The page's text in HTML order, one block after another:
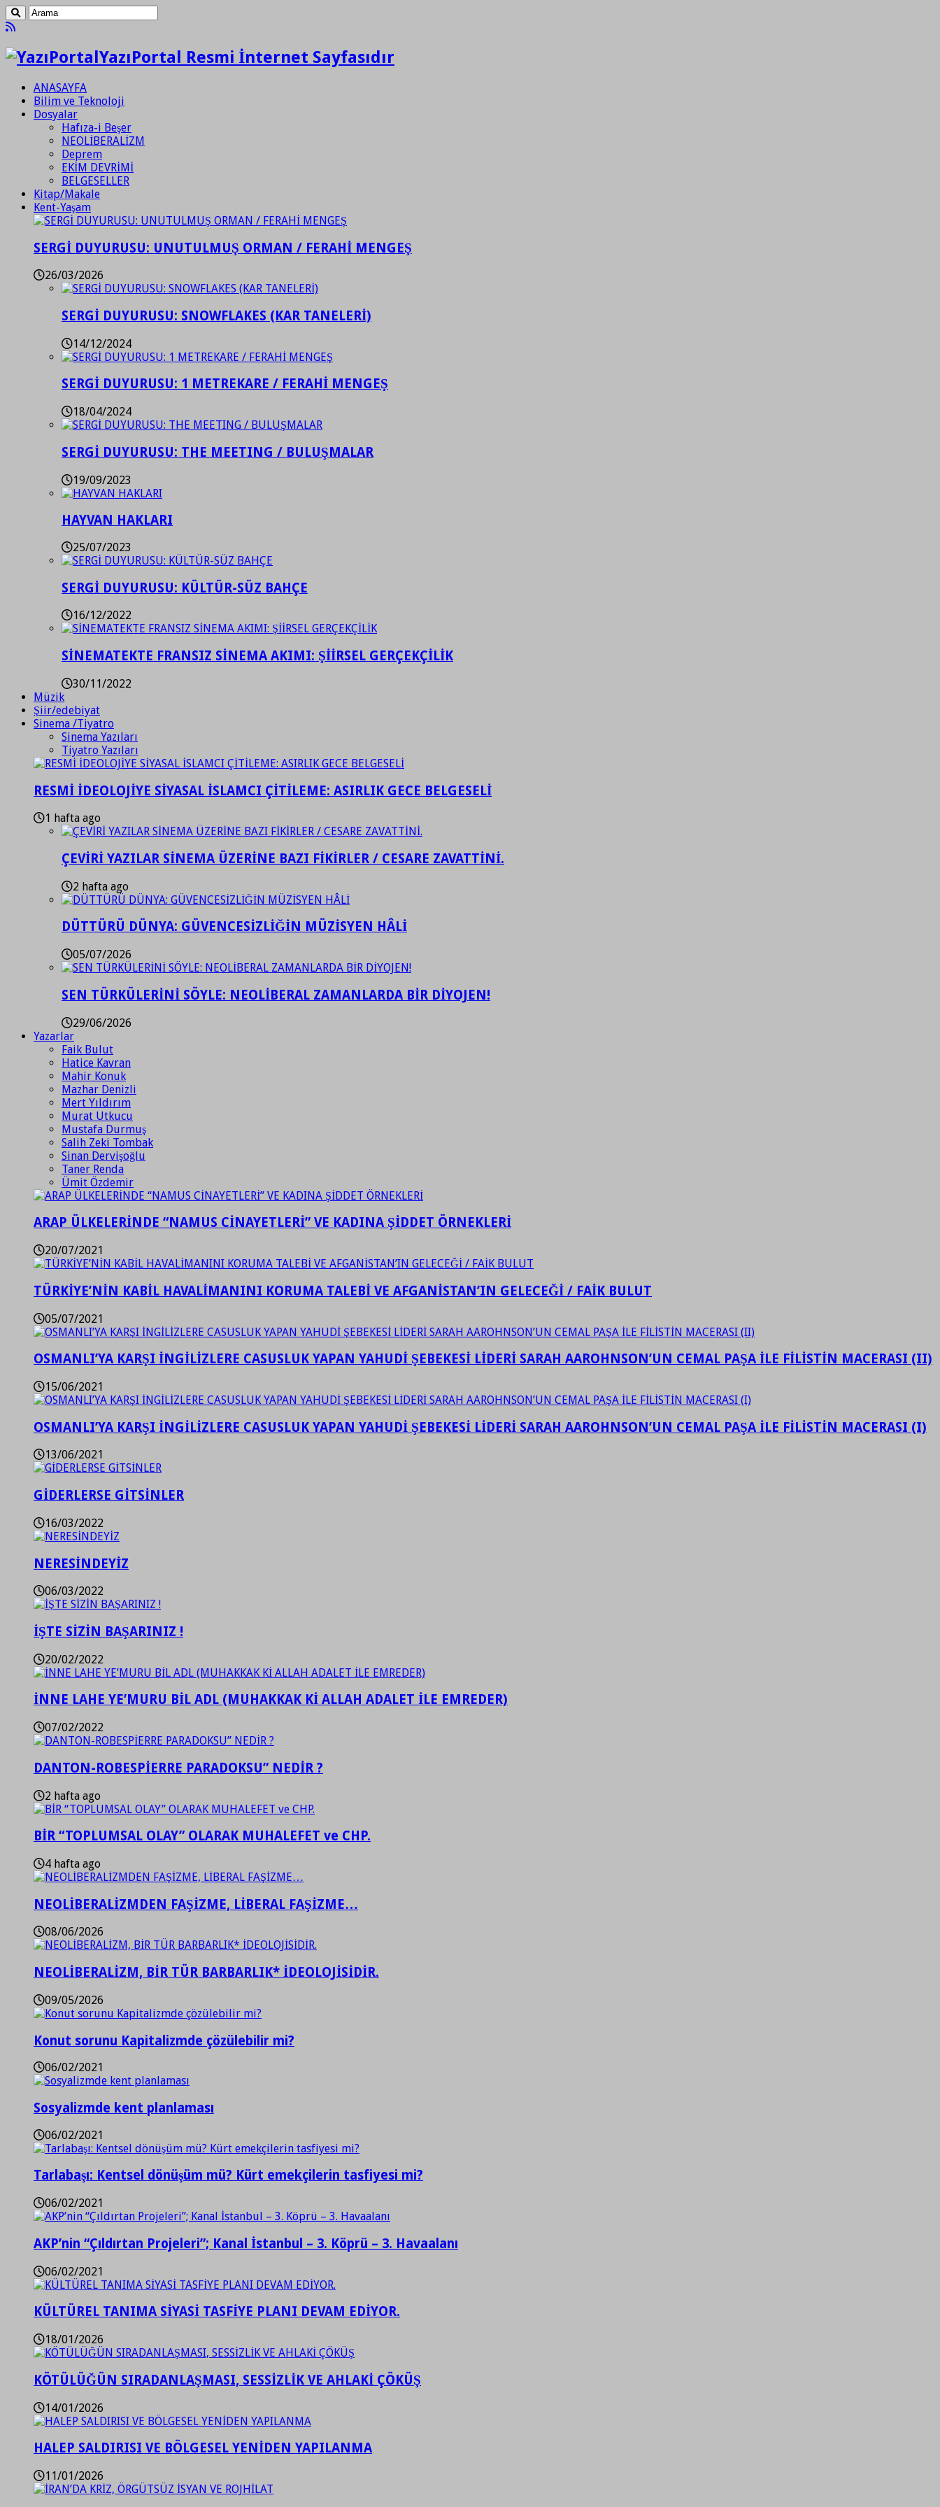
YazıPortal Resmi İnternet Sayfasıdır
ANASAYFA
Bilim ve Teknoloji
Dosyalar
Hafıza-i Beşer
NEOLİBERALİZM
Deprem
EKİM DEVRİMİ
BELGESELLER
Kitap/Makale
Kent-Yaşam
SERGİ DUYURUSU: UNUTULMUŞ ORMAN / FERAHİ MENGEŞ
26/03/2026
SERGİ DUYURUSU: SNOWFLAKES (KAR TANELERİ)
14/12/2024
SERGİ DUYURUSU: 1 METREKARE / FERAHİ MENGEŞ
18/04/2024
SERGİ DUYURUSU: THE MEETING / BULUŞMALAR
19/09/2023
HAYVAN HAKLARI
25/07/2023
SERGİ DUYURUSU: KÜLTÜR-SÜZ BAHÇE
16/12/2022
SİNEMATEKTE FRANSIZ SİNEMA AKIMI: ŞİİRSEL GERÇEKÇİLİK
30/11/2022
Müzik
Şiir/edebiyat
Sinema /Tiyatro
Sinema Yazıları
Tiyatro Yazıları
RESMİ İDEOLOJİYE SİYASAL İSLAMCI ÇİTİLEME: ASIRLIK GECE BELGESELİ
1 hafta ago
ÇEVİRİ YAZILAR SİNEMA ÜZERİNE BAZI FİKİRLER / CESARE ZAVATTİNİ.
2 hafta ago
DÜTTÜRÜ DÜNYA: GÜVENCESİZLİĞİN MÜZİSYEN HÂLİ
05/07/2026
SEN TÜRKÜLERİNİ SÖYLE: NEOLİBERAL ZAMANLARDA BİR DİYOJEN!
29/06/2026
Yazarlar
Faik Bulut
Hatice Kavran
Mahir Konuk
Mazhar Denizli
Mert Yıldırım
Murat Utkucu
Mustafa Durmuş
Salih Zeki Tombak
Sinan Dervişoğlu
Taner Renda
Ümit Özdemir
ARAP ÜLKELERİNDE “NAMUS CİNAYETLERİ” VE KADINA ŞİDDET ÖRNEKLERİ
20/07/2021
TÜRKİYE’NİN KABİL HAVALİMANINI KORUMA TALEBİ VE AFGANİSTAN’IN GELECEĞİ / FAİK BULUT
05/07/2021
OSMANLI’YA KARŞI İNGİLİZLERE CASUSLUK YAPAN YAHUDİ ŞEBEKESİ LİDERİ SARAH AAROHNSON’UN CEMAL PAŞA İLE FİLİSTİN MACERASI (II)
15/06/2021
OSMANLI’YA KARŞI İNGİLİZLERE CASUSLUK YAPAN YAHUDİ ŞEBEKESİ LİDERİ SARAH AAROHNSON’UN CEMAL PAŞA İLE FİLİSTİN MACERASI (I)
13/06/2021
GİDERLERSE GİTSİNLER
16/03/2022
NERESİNDEYİZ
06/03/2022
İŞTE SİZİN BAŞARINIZ !
20/02/2022
İNNE LAHE YE’MURU BİL ADL (MUHAKKAK Kİ ALLAH ADALET İLE EMREDER)
07/02/2022
DANTON-ROBESPİERRE PARADOKSU” NEDİR ?
2 hafta ago
BİR “TOPLUMSAL OLAY” OLARAK MUHALEFET ve CHP.
4 hafta ago
NEOLİBERALİZMDEN FAŞİZME, LİBERAL FAŞİZME…
08/06/2026
NEOLİBERALİZM, BİR TÜR BARBARLIK* İDEOLOJİSİDİR.
09/05/2026
Konut sorunu Kapitalizmde çözülebilir mi?
06/02/2021
Sosyalizmde kent planlaması
06/02/2021
Tarlabaşı: Kentsel dönüşüm mü? Kürt emekçilerin tasfiyesi mi?
06/02/2021
AKP’nin “Çıldırtan Projeleri”; Kanal İstanbul – 3. Köprü – 3. Havaalanı
06/02/2021
KÜLTÜREL TANIMA SİYASİ TASFİYE PLANI DEVAM EDİYOR.
18/01/2026
KÖTÜLÜĞÜN SIRADANLAŞMASI, SESSİZLİK VE AHLAKİ ÇÖKÜŞ
14/01/2026
HALEP SALDIRISI VE BÖLGESEL YENİDEN YAPILANMA
11/01/2026